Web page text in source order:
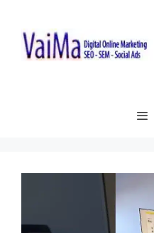
contenido